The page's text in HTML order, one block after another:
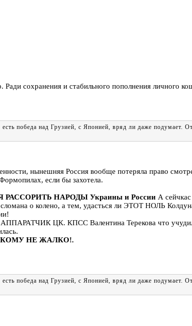
сохранения и стабильного пополнения личного
победа над Грузией, с Японией, вряд ли даже подумает.
нынешняя Россия вообще потеряла право
если бы захотела.
НАРОДЫ Украины и России А
о колено, а тем, удасться ли ЭТОТ НОЛЬ
ЦК. КПСС Валентина Терекова что
НЕ ЖАЛКО!.
победа над Грузией, с Японией, вряд ли даже подумает.